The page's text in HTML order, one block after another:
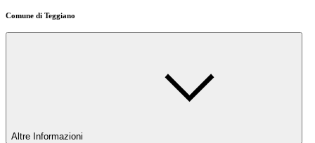
Comune di Teggiano
Altre Informazioni